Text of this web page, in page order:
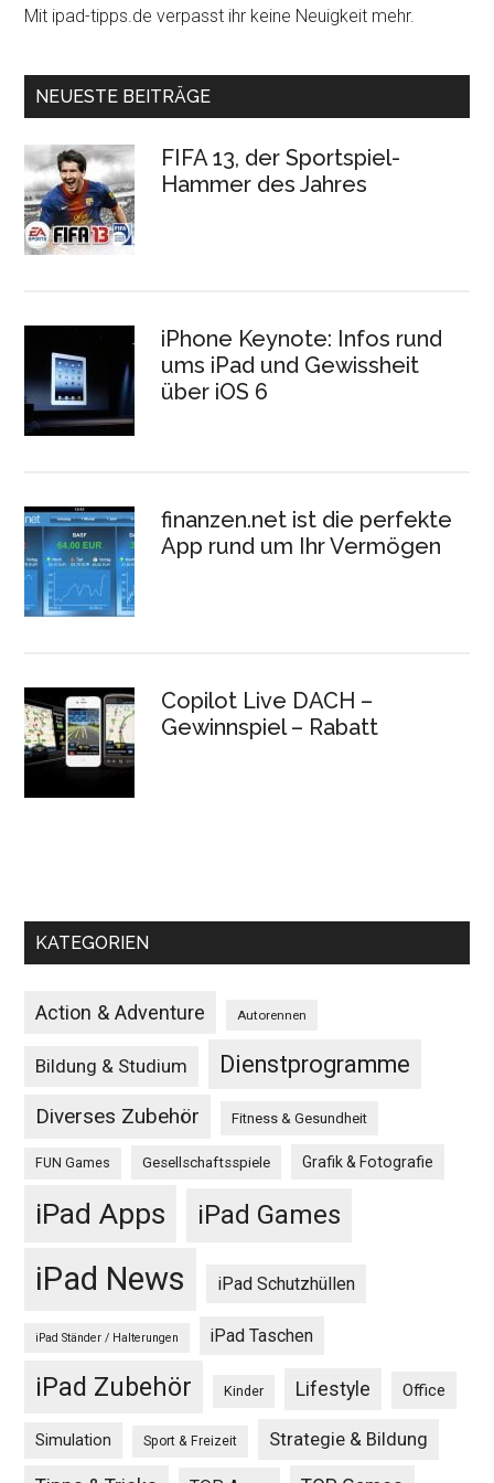
Mit ipad-tipps.de verpasst ihr keine Neuigkeit mehr.
NEUESTE BEITRÄGE
FIFA 13, der Sportspiel-
Hammer des Jahres
iPhone Keynote: Infos rund
ums iPad und Gewissheit
über iOS 6
finanzen.net ist die perfekte
App rund um Ihr Vermögen
Copilot Live DACH –
Gewinnspiel – Rabatt
KATEGORIEN
Action & Adventure Autorennen
Bildung & Studium Dienstprogramme
Diverses Zubehör Fitness & Gesundheit
FUN Games Gesellschaftsspiele Grafik & Fotografie
iPad Apps iPad Games
iPad News iPad Schutzhüllen
iPad Ständer / Halterungen iPad Taschen
iPad Zubehör Kinder Lifestyle Office
Simulation Sport & Freizeit Strategie & Bildung